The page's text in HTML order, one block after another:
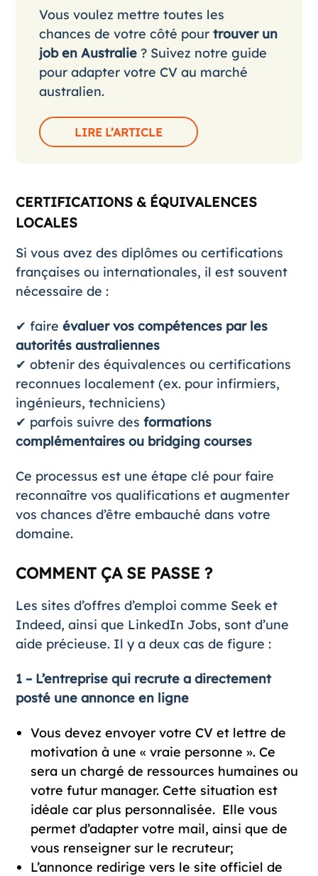
Vous voulez mettre toutes les
chances de votre côté pour trouver un
job en Australie? Suivez notre guide
pour adapter votre CV au marché
australien.
LIRE L’ARTICLE
CERTIFICATIONS & ÉQUIVALENCES
LOCALES
Si vous avez des diplômes ou certifications
françaises ou internationales, il est souvent
nécessaire de :
✔ faire évaluer vos compétences par les
autorités australiennes
✔ obtenir des équivalences ou certifications
reconnues localement (ex. pour infirmiers,
ingénieurs, techniciens)
✔ parfois suivre des formations
complémentaires ou bridging courses
Ce processus est une étape clé pour faire
reconnaître vos qualifications et augmenter
vos chances d’être embauché dans votre
domaine.
COMMENT ÇA SE PASSE ?
Les sites d’offres d’emploi comme Seeket
Indeed, ainsi que LinkedIn Jobs, sont d’une
aide précieuse. Il y a deux cas de figure :
1 – L’entreprise qui recrute a directement
posté une annonce en ligne
Vous devez envoyer votre CV et lettre de
motivation à une « vraie personne ». Ce
sera un chargé de ressources humaines ou
votre futur manager. Cette situation est
idéale car plus personnalisée. Elle vous
permet d’adapter votre mail, ainsi que de
vous renseigner sur le recruteur;
L’annonce redirige vers le site officiel de